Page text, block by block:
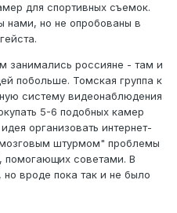
для спортивных съемок.
нами, но не опробованы в
занимались россияне - там и
побольше. Томская группа к
систему видеонаблюдения
5-6 подобных камер
организовать интернет-
штурмом" проблемы
помогающих советами. В
вроде пока так и не было